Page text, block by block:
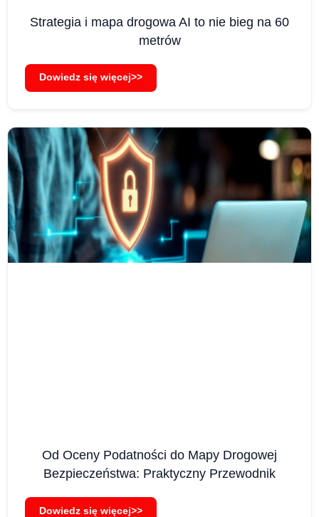
Strategia i mapa drogowa AI to nie bieg na 60
metrów
Dowiedz się więcej>>
Od Oceny Podatności do Mapy Drogowej
Bezpieczeństwa: Praktyczny Przewodnik
Dowiedz się więcej>>